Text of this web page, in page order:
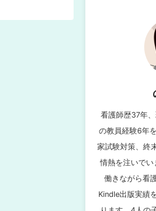
看護師歴37年
の教員経験6年
家試験対策、終
情熱を注いでい
働きながら看
Kindle出版実績